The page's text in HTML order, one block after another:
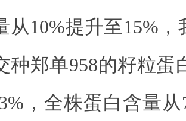
从10%提升至15%
种郑单958的籽粒蛋
，全株蛋白含量